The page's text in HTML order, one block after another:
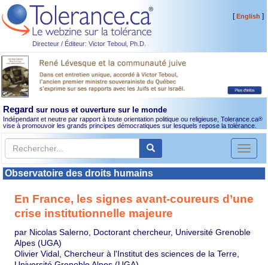
Directeur / Éditeur: Victor Teboul, Ph.D.
[English ]
Regard sur nous et ouverture sur le monde
Indépendant et neutre par rapport à toute orientation politique ou religieuse, Tolerance.ca®
vise à promouvoir les grands principes démocratiques sur lesquels repose la tolérance.
Toggle
Observatoire des droits humains
En France, les signes avant-coureurs d’une
crise institutionnelle majeure
par Nicolas Salerno, Doctorant chercheur, Université Grenoble
Alpes (UGA)
Olivier Vidal, Chercheur à l'Institut des sciences de la Terre,